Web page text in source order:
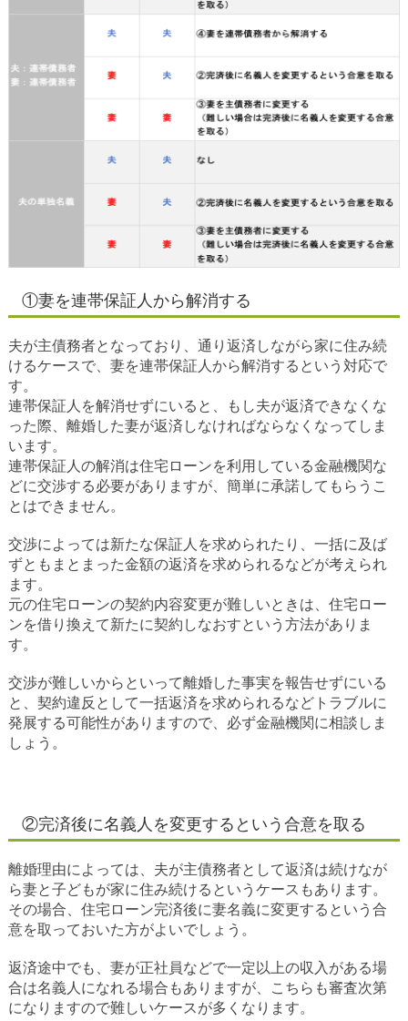
①妻を連帯保証人から解消する
夫が主債務者となっており、通り返済しながら家に住み続
けるケースで、妻を連帯保証人から解消するという対応で
す。
連帯保証人を解消せずにいると、もし夫が返済できなくな
った際、離婚した妻が返済しなければならなくなってしま
います。
連帯保証人の解消は住宅ローンを利用している金融機関な
どに交渉する必要がありますが、簡単に承諾してもらうこ
とはできません。
交渉によっては新たな保証人を求められたり、一括に及ば
ずともまとまった金額の返済を求められるなどが考えられ
ます。
元の住宅ローンの契約内容変更が難しいときは、住宅ロー
ンを借り換えて新たに契約しなおすという方法がありま
す。
交渉が難しいからといって離婚した事実を報告せずにいる
と、契約違反として一括返済を求められるなどトラブルに
発展する可能性がありますので、必ず金融機関に相談しま
しょう。
②完済後に名義人を変更するという合意を取る
離婚理由によっては、夫が主債務者として返済は続けなが
ら妻と子どもが家に住み続けるというケースもあります。
その場合、住宅ローン完済後に妻名義に変更するという合
意を取っておいた方がよいでしょう。
返済途中でも、妻が正社員などで一定以上の収入がある場
合は名義人になれる場合もありますが、こちらも審査次第
になりますので難しいケースが多くなります。